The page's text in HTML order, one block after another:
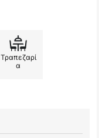
Τραπεζαρί
α